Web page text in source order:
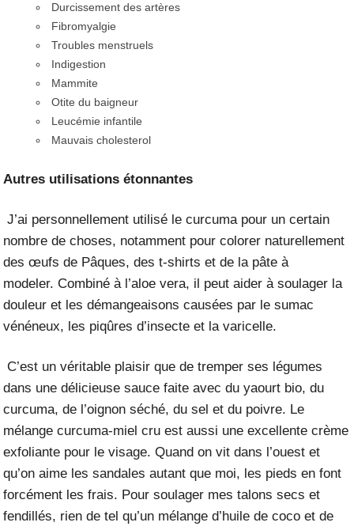
Durcissement des artères
Fibromyalgie
Troubles menstruels
Indigestion
Mammite
Otite du baigneur
Leucémie infantile
Mauvais cholesterol
Autres utilisations étonnantes
J’ai personnellement utilisé le curcuma pour un certain
nombre de choses, notamment pour colorer naturellement
des œufs de Pâques, des t-shirts et de la pâte à
modeler. Combiné à l’aloe vera, il peut aider à soulager la
douleur et les démangeaisons causées par le sumac
vénéneux, les piqûres d’insecte et la varicelle.
C’est un véritable plaisir que de tremper ses légumes
dans une délicieuse sauce faite avec du yaourt bio, du
curcuma, de l’oignon séché, du sel et du poivre. Le
mélange curcuma-miel cru est aussi une excellente crème
exfoliante pour le visage. Quand on vit dans l’ouest et
qu’on aime les sandales autant que moi, les pieds en font
forcément les frais. Pour soulager mes talons secs et
fendillés, rien de tel qu’un mélange d’huile de coco et de